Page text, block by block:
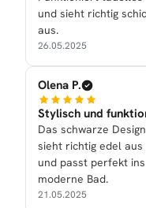
und sieht richtig
aus.
26.05.2025
Olena P.
Stylisch und
Das schwarze Design
sieht richtig edel aus
und passt perfekt ins
moderne Bad.
21.05.2025